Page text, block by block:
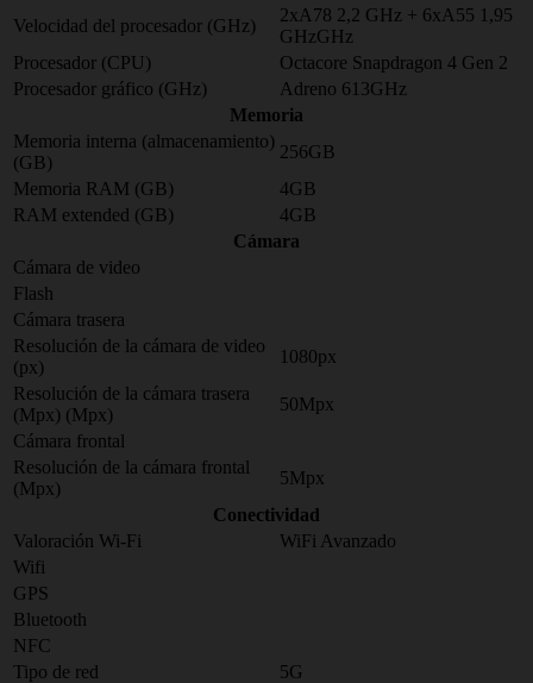
Velocidad del procesador (GHz)
2xA78 2,2 GHz + 6xA55 1,95
GHzGHz
Procesador (CPU)
Octacore Snapdragon 4 Gen 2
Procesador gráfico (GHz)
Adreno 613GHz
Memoria
Memoria interna (almacenamiento)
(GB)
256GB
Memoria RAM (GB)
4GB
RAM extended (GB)
4GB
Cámara
Cámara de video
Flash
Cámara trasera
Resolución de la cámara de video
(px)
1080px
Resolución de la cámara trasera
(Mpx) (Mpx)
50Mpx
Cámara frontal
Resolución de la cámara frontal
(Mpx)
5Mpx
Conectividad
Valoración Wi-Fi
WiFi Avanzado
Wifi
GPS
Bluetooth
NFC
Tipo de red
5G